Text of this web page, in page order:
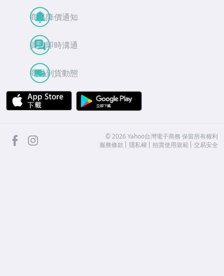
商品降價通知
買賣即時溝通
商品到貨動態
APP Store
facebook ©2026 Yahoo台灣電子商務 保留所有權利
服務條款
隱私權 拍賣使用規範 交易安全